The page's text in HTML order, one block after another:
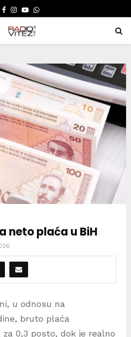
FACEBOOK
INSTAGRAM
YOUTUBE
WHATSAPP
neto plaća u BiH
u odnosu na
bruto plaća
0,3 posto, dok je realno